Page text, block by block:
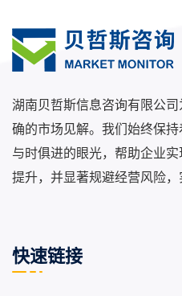
湖南贝哲斯信息咨询有限公
确的市场见解。我们始终保
与时俱进的眼光，帮助企业
提升，并显著规避经营风险，
快速链接